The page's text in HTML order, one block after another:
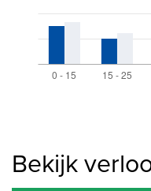
Bekijk